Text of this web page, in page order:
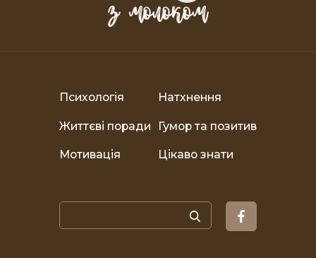
Психологія Натхнення
Життєві поради Гумор та позитив
Мотивація Цікаво знати